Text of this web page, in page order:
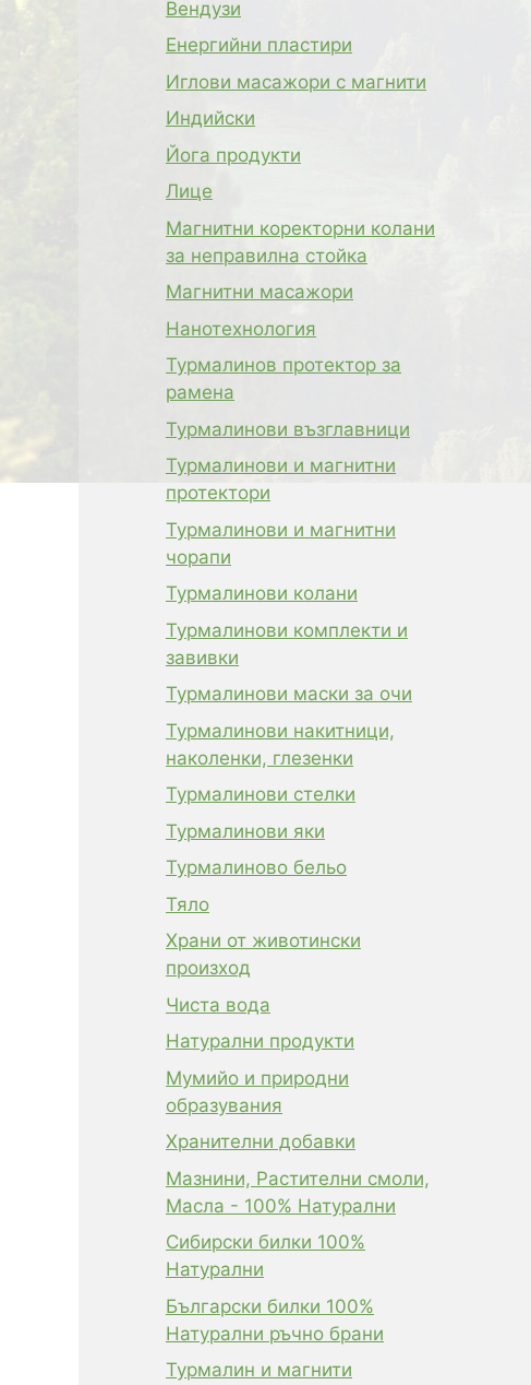
Вендузи
Енергийни пластири
Иглови масажори с магнити
Индийски
Йога продукти
Лице
Магнитни коректорни колани
за неправилна стойка
Магнитни масажори
Нанотехнология
Турмалинов протектор за
рамена
Турмалинови възглавници
Турмалинови и магнитни
протектори
Турмалинови и магнитни
чорапи
Турмалинови колани
Турмалинови комплекти и
завивки
Турмалинови маски за очи
Турмалинови накитници,
наколенки, глезенки
Турмалинови стелки
Турмалинови яки
Турмалиново бельо
Тяло
Храни от животински
произход
Чиста вода
Натурални продукти
Мумийо и природни
образувания
Хранителни добавки
Мазнини, Растителни смоли,
Масла - 100% Натурални
Сибирски билки 100%
Натурални
Български билки 100%
Натурални ръчно брани
Турмалин и магнити